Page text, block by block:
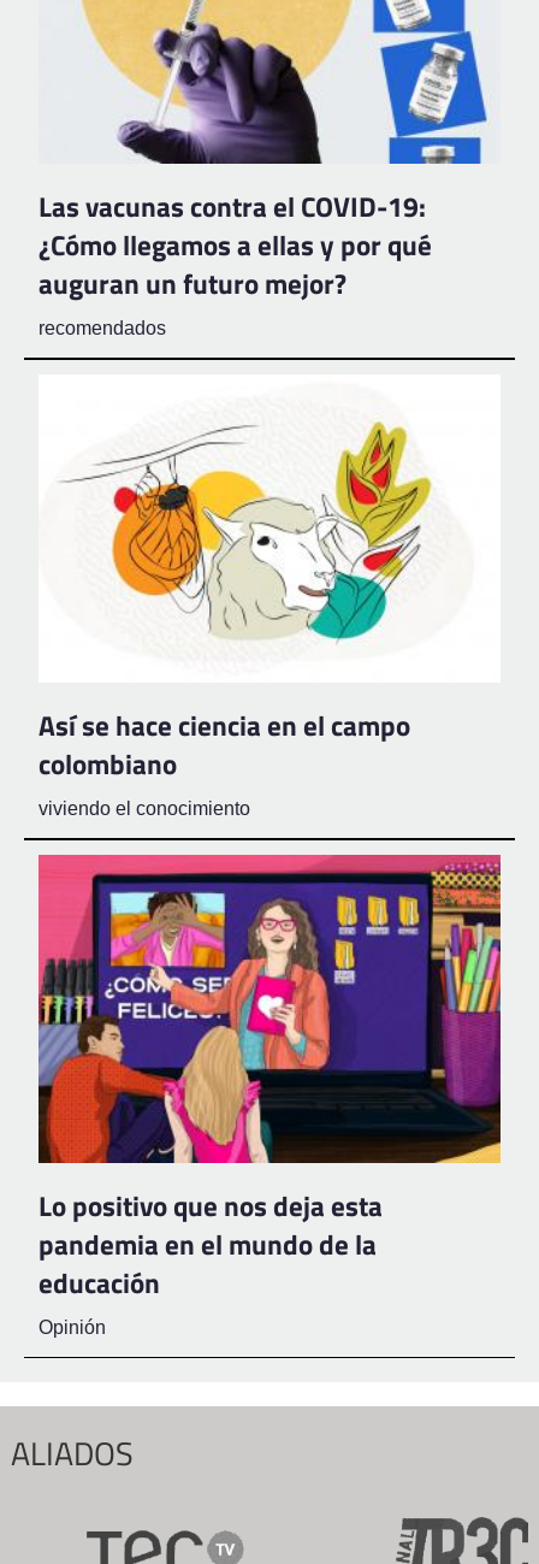
Las vacunas contra el COVID-19:
¿Cómo llegamos a ellas y por qué
auguran un futuro mejor?
recomendados
Así se hace ciencia en el campo
colombiano
viviendo el conocimiento
Lo positivo que nos deja esta
pandemia en el mundo de la
educación
Opinión
ALIADOS